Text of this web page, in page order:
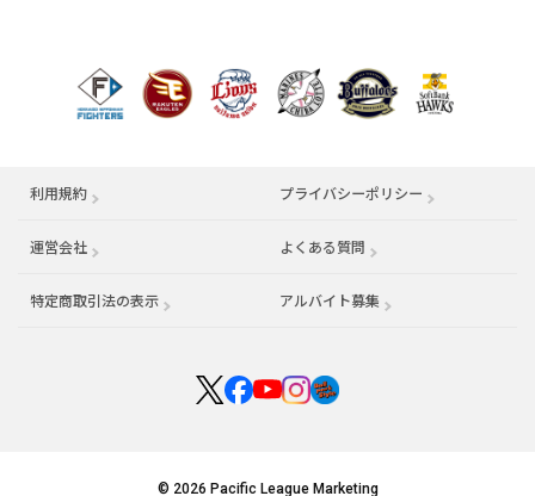
利用規約 プライバシーポリシー
運営会社 （別ウィンドウで開く） よくある質問
特定商取引法の表示 アルバイト募集 （別ウィンドウで開く
© 2026 Pacific League Marketing